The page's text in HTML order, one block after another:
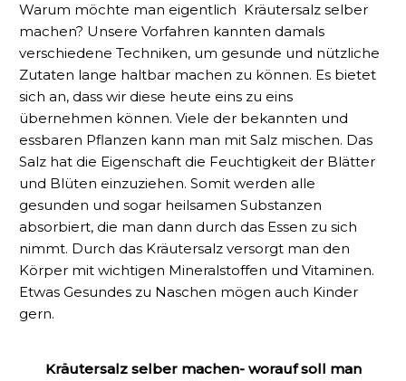
Warum möchte man eigentlich Kräutersalz selber
machen? Unsere Vorfahren kannten damals
verschiedene Techniken, um gesunde und nützliche
Zutaten lange haltbar machen zu können. Es bietet
sich an, dass wir diese heute eins zu eins
übernehmen können. Viele der bekannten und
essbaren Pflanzen kann man mit Salz mischen. Das
Salz hat die Eigenschaft die Feuchtigkeit der Blätter
und Blüten einzuziehen. Somit werden alle
gesunden und sogar heilsamen Substanzen
absorbiert, die man dann durch das Essen zu sich
nimmt. Durch das Kräutersalz versorgt man den
Körper mit wichtigen Mineralstoffen und Vitaminen.
Etwas Gesundes zu Naschen mögen auch Kinder
gern.
Kräutersalz selber machen- worauf soll man